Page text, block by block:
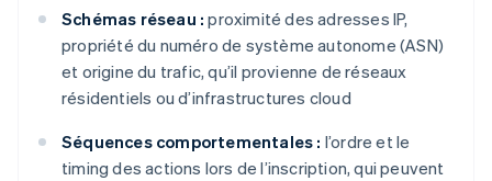
Schémas réseau : proximité des adresses IP,
propriété du numéro de système autonome (ASN)
et origine du trafic, qu’il provienne de réseaux
résidentiels ou d’infrastructures cloud
Séquences comportementales : l’ordre et le
timing des actions lors de l’inscription, qui peuvent